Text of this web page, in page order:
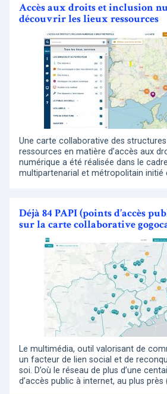
Accès aux droits et inclusion
découvrir les lieux ressources
Une carte collaborative des
ressources en matière d’accès aux
numérique a été réalisée dans le
multipartenarial et métropolitain initié
Déjà 84 PAPI (points d’accès
sur la carte collaborative
Le multimédia, outil valorisant de
un facteur de lien social et de
soi. D’où le réseau de plus d’une
d’accès public à internet, au plus près